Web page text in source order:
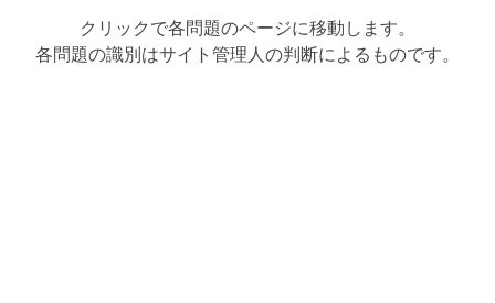
クリックで各問題のページに移動します。
各問題の識別はサイト管理人の判断によるものです。